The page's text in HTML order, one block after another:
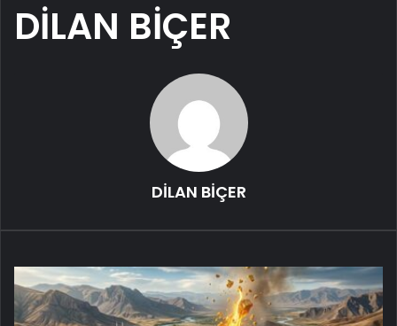
DİLAN BİÇER
DİLAN BİÇER